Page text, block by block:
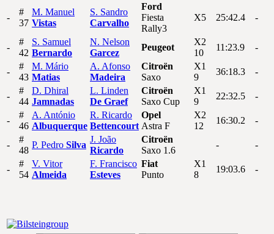
-
#
37
M. Manuel
Vistas
S. Sandro
Carvalho
Ford
Fiesta
Rally3
X5 25:42.4 -
-
#
42
S. Samuel
Bernardo
N. Nelson
Garcez
Peugeot
X2
10
11:23.9 -
-
#
43
M. Mário
Matias
A. Afonso
Madeira
Citroën
Saxo
X1
9
36:18.3 -
-
#
44
D. Dhiral
Jamnadas
L. Linden
De Graef
Citroën
Saxo Cup
X1
9
22:32.5 -
-
#
46
A. António
Albuquerque
R. Ricardo
Bettencourt
Opel
Astra F
X2
12
16:30.2 -
-
#
48
P. Pedro Silva
J. João
Ricardo
Citroën
Saxo 1.6
- -
-
#
54
V. Vitor
Almeida
F. Francisco
Esteves
Fiat
Punto
X1
8
19:03.6 -